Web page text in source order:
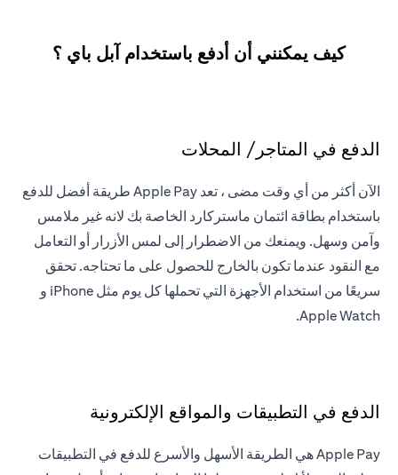
كيف يمكنني أن أدفع باستخدام آبل باي ؟
الدفع في المتاجر/ المحلات
الآن أكثر من أي وقت مضى ، تعد Apple Pay طريقة أفضل للدفع
باستخدام بطاقة ائتمان ماستركارد الخاصة بك لانه غير ملامس
وآمن وسهل. ويمنعك من الاضطرار إلى لمس الأزرار أو التعامل
مع النقود عندما تكون بالخارج للحصول على ما تحتاجه. تحقق
سريعًا من استخدام الأجهزة التي تحملها كل يوم مثل iPhone و
Apple Watch.
الدفع في التطبيقات والمواقع الإلكترونية
Apple Pay هي الطريقة الأسهل والأسرع للدفع في التطبيقات